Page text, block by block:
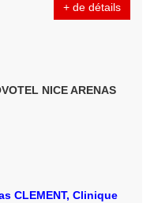
+ de détails
NICE ARENAS
CLEMENT, Clinique